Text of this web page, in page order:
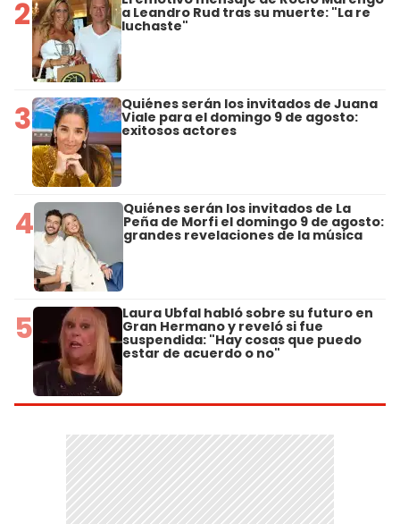
2 a Leandro Rud tras su muerte: "La re
luchaste"
3 Quiénes serán los invitados de Juana
Viale para el domingo 9 de agosto:
exitosos actores
4 Quiénes serán los invitados de La
Peña de Morfi el domingo 9 de agosto:
grandes revelaciones de la música
5 Laura Ubfal habló sobre su futuro en
Gran Hermano y reveló si fue
suspendida: "Hay cosas que puedo
estar de acuerdo o no"